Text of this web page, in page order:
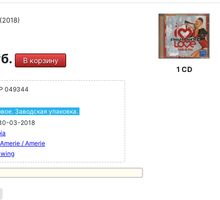
(2018)
В корзину
049344
Заводская упаковка.
03-2018
Amerie / Amerie
1 CD